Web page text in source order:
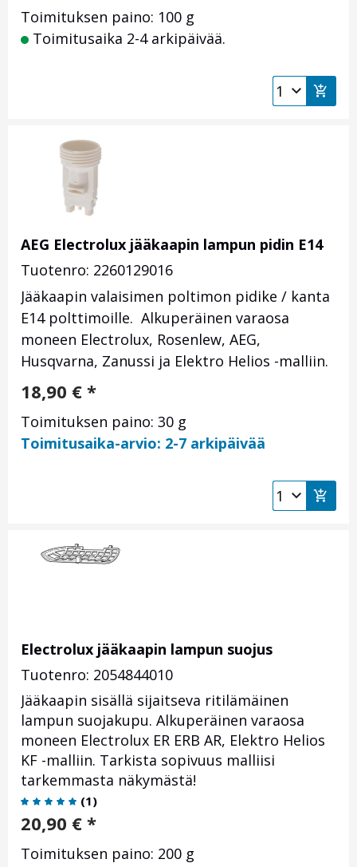
Toimituksen paino: 100 g
Toimitusaika 2-4 arkipäivää.
AEG Electrolux jääkaapin lampun pidin E14
Tuotenro: 2260129016
Jääkaapin valaisimen poltimon pidike / kanta
E14 polttimoille. Alkuperäinen varaosa
moneen Electrolux, Rosenlew, AEG,
Husqvarna, Zanussi ja Elektro Helios -malliin.
18,90 € *
Toimituksen paino: 30 g
Toimitusaika-arvio: 2-7 arkipäivää
Electrolux jääkaapin lampun suojus
Tuotenro: 2054844010
Jääkaapin sisällä sijaitseva ritilämäinen
lampun suojakupu. Alkuperäinen varaosa
moneen Electrolux ER ERB AR, Elektro Helios
KF -malliin. Tarkista sopivuus malliisi
tarkemmasta näkymästä!
(1)
20,90 € *
Toimituksen paino: 200 g